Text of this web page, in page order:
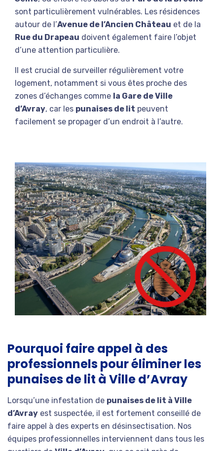
sont particulièrement vulnérables. Les résidences
autour de l’Avenue de l’Ancien Château et de la
Rue du Drapeau doivent également faire l’objet
d’une attention particulière.
Il est crucial de surveiller régulièrement votre
logement, notamment si vous êtes proche des
zones d’échanges comme la Gare de Ville
d’Avray, car les punaises de lit peuvent
facilement se propager d’un endroit à l’autre.
Pourquoi faire appel à des
professionnels pour éliminer les
punaises de lit à Ville d’Avray
Lorsqu’une infestation de punaises de lit à Ville
d’Avray est suspectée, il est fortement conseillé de
faire appel à des experts en désinsectisation. Nos
équipes professionnelles interviennent dans tous les